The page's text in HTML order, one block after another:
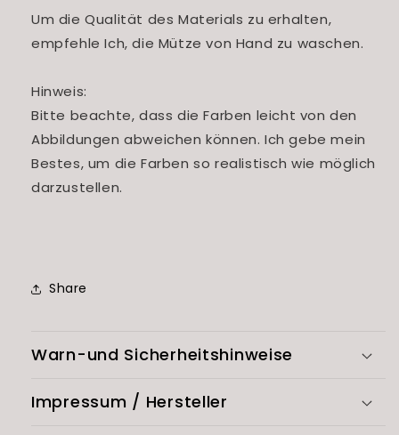
Um die Qualität des Materials zu erhalten,
empfehle Ich, die Mütze von Hand zu waschen.
Hinweis:
Bitte beachte, dass die Farben leicht von den
Abbildungen abweichen können. Ich gebe mein
Bestes, um die Farben so realistisch wie möglich
darzustellen.
Share
Warn-und Sicherheitshinweise
Impressum / Hersteller